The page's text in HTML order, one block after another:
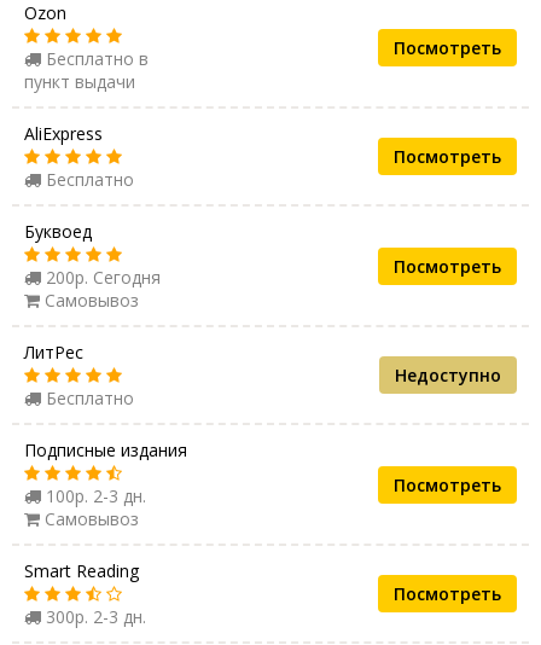
Ozon
Бесплатно в
пункт выдачи
Посмотреть
AliExpress
Бесплатно
Посмотреть
Буквоед
200р. Сегодня
Самовывоз
Посмотреть
ЛитРес
Бесплатно
Недоступно
Подписные издания
100р. 2-3 дн.
Самовывоз
Посмотреть
Smart Reading
300р. 2-3 дн.
Посмотреть